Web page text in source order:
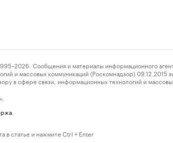
Сообщения и материалы информационного
и массовых коммуникаций (Роскомнадзор)
в сфере связи, информационных технологий и
в статье и нажмите Ctrl + Enter